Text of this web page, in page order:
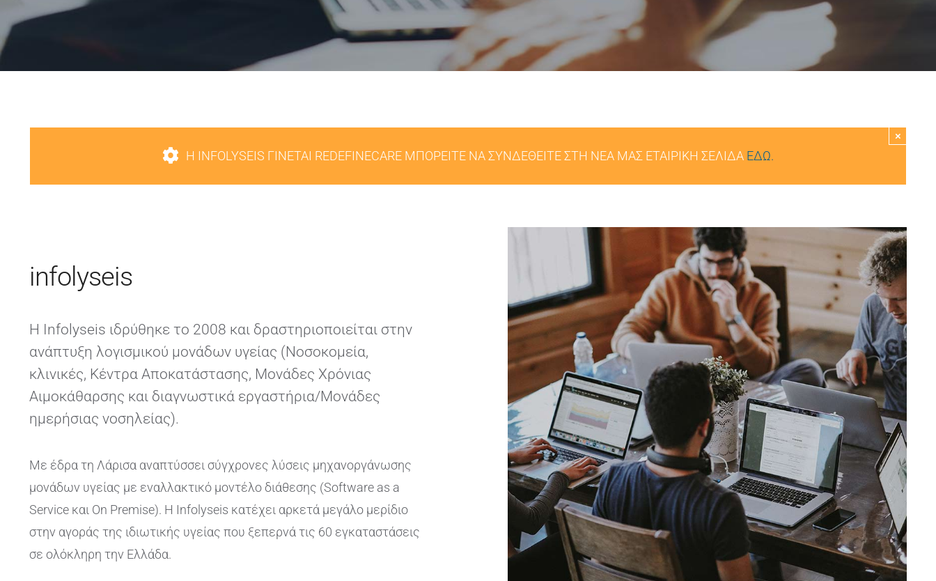
Η INFOLYSEIS ΓΙΝΕΤΑΙ REDEFINECARE ΜΠΟΡΕΙΤΕ ΝΑ ΣΥΝΔΕΘΕΙΤΕ ΣΤΗ ΝΕΑ ΜΑΣ ΕΤΑΙΡΙΚΗ ΣΕΛΙΔΑ ΕΔΩ.
×
infolyseis
Η Infolyseis ιδρύθηκε το 2008 και δραστηριοποιείται στην
ανάπτυξη λογισμικού μονάδων υγείας (Νοσοκομεία,
κλινικές, Κέντρα Αποκατάστασης, Μονάδες Χρόνιας
Αιμοκάθαρσης και διαγνωστικά εργαστήρια/Μονάδες
ημερήσιας νοσηλείας).
Με έδρα τη Λάρισα αναπτύσσει σύγχρονες λύσεις μηχανοργάνωσης
μονάδων υγείας με εναλλακτικό μοντέλο διάθεσης (Software as a
Service και On Premise). Η Infolyseis κατέχει αρκετά μεγάλο μερίδιο
στην αγοράς της ιδιωτικής υγείας που ξεπερνά τις 60 εγκαταστάσεις
σε ολόκληρη την Ελλάδα.